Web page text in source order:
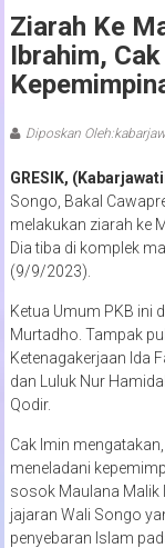
Ziarah Ke
Ibrahim,
Diposkan
GRESIK,
Songo, Bakal
melakukan ziarah ke
Dia tiba di komplek
(9/9/2023).
Ketua Umum PKB ini
Murtadho. Tampak
Ketenagakerjaan Ida
dan Luluk Nur
Qodir.
Cak Imin
meneladani
sosok Maulana Malik
jajaran Wali Songo
penyebaran Islam